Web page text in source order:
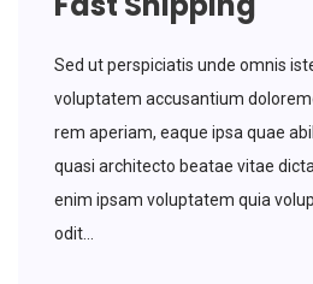
Sed ut perspiciatis unde omnis
voluptatem accusantium
rem aperiam, eaque ipsa quae
quasi architecto beatae vitae
enim ipsam voluptatem quia
odit...